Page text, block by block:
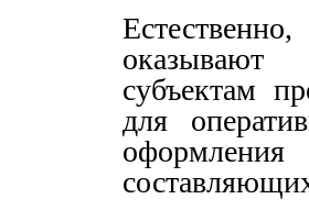
оказывают
субъектам
для